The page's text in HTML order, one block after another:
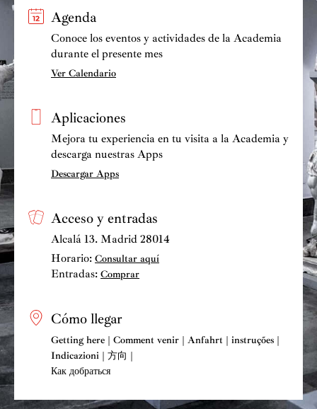
Agenda
Conoce los eventos y actividades de la Academia
durante el presente mes
Ver Calendario
Aplicaciones
Mejora tu experiencia en tu visita a la Academia y
descarga nuestras Apps
Descargar Apps
Acceso y entradas
Alcalá 13. Madrid 28014
Horario: Consultar aquí
Entradas: Comprar
Cómo llegar
Getting here | Comment venir | Anfahrt | instruções |
Indicazioni | 方向 |
Как добраться